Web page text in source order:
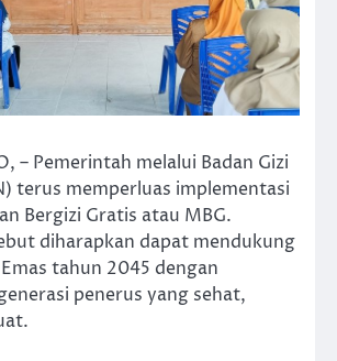
– Pemerintah melalui Badan Gizi
terus memperluas implementasi
Bergizi Gratis atau MBG.
diharapkan dapat mendukung
tahun 2045 dengan
penerus yang sehat,